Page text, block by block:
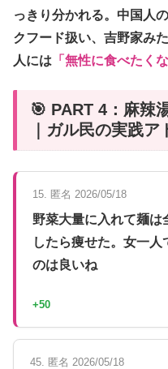
っきり分かれる。中国人
クフード扱い、吉野家み
人には 「無性に食べたく
🎯 PART 4：麻辣
｜ガル民の実践ア
15. 匿名 2026/05/18
野菜大量に入れて麺は
したら痩せた。女一
のは良いね
+50
45. 匿名 2026/05/18